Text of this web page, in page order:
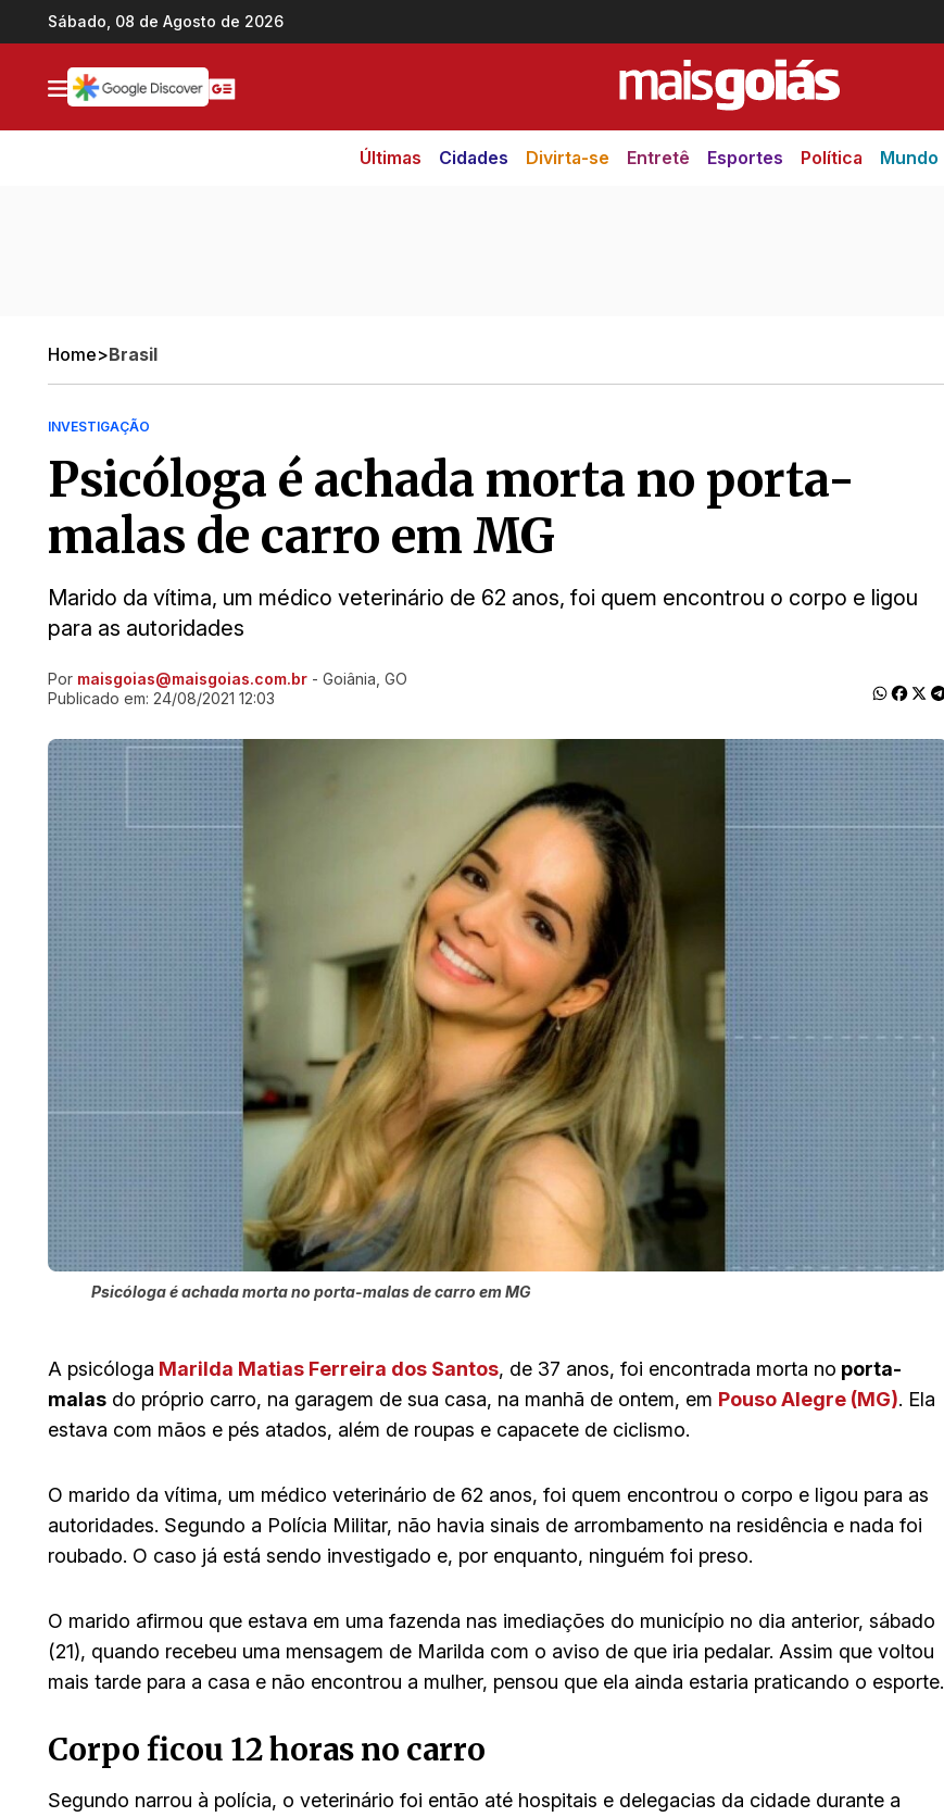
Ir direto pro conteúdo
Sábado, 08 de Agosto de 2026
Últimas Cidades Divirta-se Entretê Esportes Política Mundo
Home>Brasil
INVESTIGAÇÃO
Psicóloga é achada morta no porta-
malas de carro em MG
Marido da vítima, um médico veterinário de 62 anos, foi quem encontrou o corpo e ligou
para as autoridades
Ir direto pra matéria
Por maisgoias@maisgoias.com.br - Goiânia, GO
Publicado em: 24/08/2021 12:03
Psicóloga é achada morta no porta-malas de carro em MG
A psicóloga Marilda Matias Ferreira dos Santos, de 37 anos, foi encontrada morta no porta-
malas do próprio carro, na garagem de sua casa, na manhã de ontem, em Pouso Alegre (MG). Ela
estava com mãos e pés atados, além de roupas e capacete de ciclismo.
O marido da vítima, um médico veterinário de 62 anos, foi quem encontrou o corpo e ligou para as
autoridades. Segundo a Polícia Militar, não havia sinais de arrombamento na residência e nada foi
roubado. O caso já está sendo investigado e, por enquanto, ninguém foi preso.
O marido afirmou que estava em uma fazenda nas imediações do município no dia anterior, sábado
(21), quando recebeu uma mensagem de Marilda com o aviso de que iria pedalar. Assim que voltou
mais tarde para a casa e não encontrou a mulher, pensou que ela ainda estaria praticando o esporte.
Corpo ficou 12 horas no carro
Segundo narrou à polícia, o veterinário foi então até hospitais e delegacias da cidade durante a